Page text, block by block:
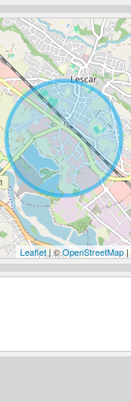
Leaflet| ©OpenStreetMap |